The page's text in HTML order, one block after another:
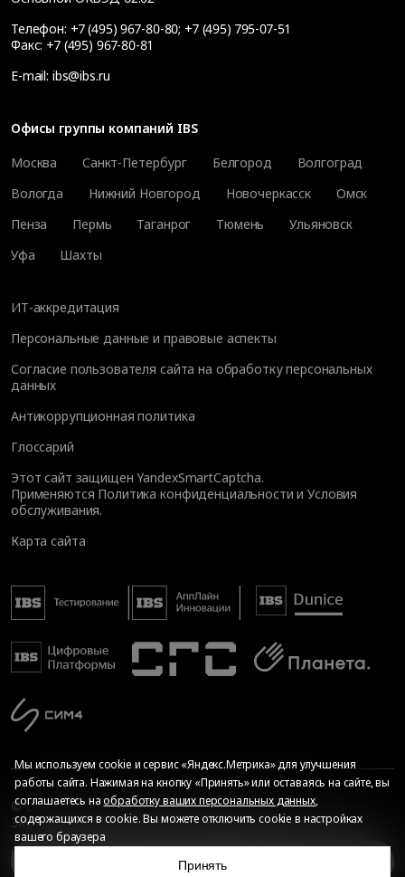
За опыт приходится платить
Телефон: +7 (495) 967-80-80; +7 (495) 795-07-51
Факс: +7 (495) 967-80-81
E-mail: ibs@ibs.ru
Офисы группы компаний IBS
Москва
Санкт-Петербург Белгород
Волгоград
Вологда
Нижний Новгород Новочеркасск
Омск
Пенза
Пермь Таганрог Тюмень
Ульяновск
Уфа
Шахты
ИТ-аккредитация
Персональные данные и правовые аспекты
Согласие пользователя сайта на обработку персональных
данных
Антикоррупционная политика
Глоссарий
Этот сайт защищен YandexSmartCaptcha.
Применяются Политика конфиденциальности иУсловия
обслуживания.
Карта сайта
© Общество с ограниченной ответственностью «ИБС
Экспертиза», 2026. Все права защищены
Сопровождение сайта
Мы используем cookie и сервис «Яндекс.Метрика» для улучшения
работы сайта. Нажимая на кнопку «Принять» или оставаясь на сайте, вы
соглашаетесь наобработку ваших персональных данных,
содержащихся в cookie. Вы можете отключить cookie в настройках
вашего браузера
Принять